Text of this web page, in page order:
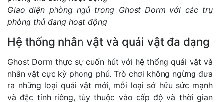
Giao diện phòng ngủ trong Ghost Dorm với các trụ
phòng thủ đang hoạt động
Hệ thống nhân vật và quái vật đa dạng
Ghost Dorm thực sự cuốn hút với hệ thống quái vật và
nhân vật cực kỳ phong phú. Trò chơi không ngừng đưa
ra những loại quái vật mới, mỗi loại sở hữu sức mạnh
và đặc tính riêng, tùy thuộc vào cấp độ và thời gian